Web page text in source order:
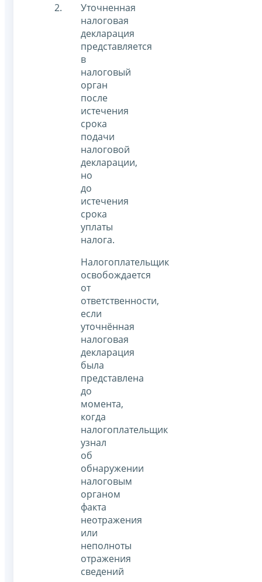
Уточненная
налоговая
декларация
представляется
в
налоговый
орган
после
истечения
срока
подачи
налоговой
декларации,
но
до
истечения
срока
уплаты
налога.
Налогоплательщик
освобождается
от
ответственности,
если
уточнённая
налоговая
декларация
была
представлена
до
момента,
когда
налогоплательщик
узнал
об
обнаружении
налоговым
органом
факта
неотражения
или
неполноты
отражения
сведений